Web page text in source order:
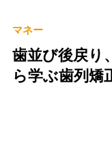
マネー
歯並び後戻
ら学ぶ歯列矯